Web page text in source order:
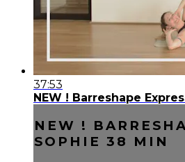
37:53
NEW ! Barreshape
NEW !
SOPHIE 38 MIN